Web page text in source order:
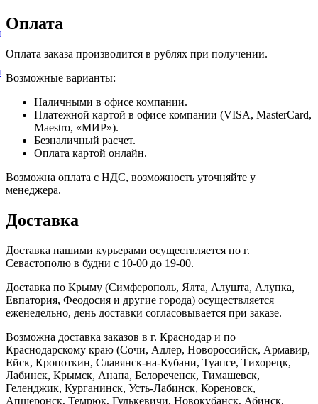
Оплата
Оплата заказа производится в рублях при получении.
Возможные варианты:
Наличными в офисе компании.
Платежной картой в офисе компании (VISA, MasterCard,
Maestro, «МИР»).
Безналичный расчет.
Оплата картой онлайн.
Возможна оплата с НДС, возможность уточняйте у
менеджера.
Доставка
Доставка нашими курьерами осуществляется по г.
Севастополю в будни с 10-00 до 19-00.
Доставка по Крыму (Симферополь, Ялта, Алушта, Алупка,
Евпатория, Феодосия и другие города) осуществляется
еженедельно, день доставки согласовывается при заказе.
Возможна доставка заказов в г. Краснодар и по
Краснодарскому краю (Сочи, Адлер, Новороссийск, Армавир,
Ейск, Кропоткин, Славянск-на-Кубани, Туапсе, Тихорецк,
Лабинск, Крымск, Анапа, Белореченск, Тимашевск,
Геленджик, Курганинск, Усть-Лабинск, Кореновск,
Апшеронск, Темрюк, Гулькевичи, Новокубанск, Абинск,